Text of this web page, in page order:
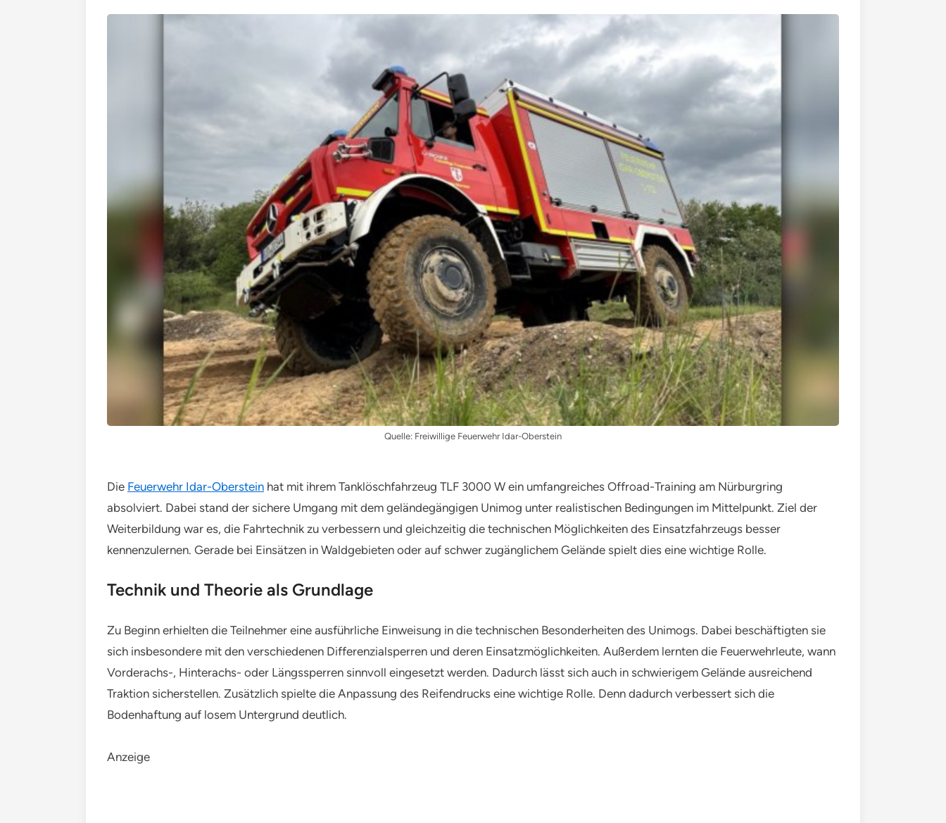
Quelle: Freiwillige Feuerwehr Idar-Oberstein
Die Feuerwehr Idar-Oberstein hat mit ihrem Tanklöschfahrzeug TLF 3000 W ein umfangreiches Offroad-Training am Nürburgring
absolviert. Dabei stand der sichere Umgang mit dem geländegängigen Unimog unter realistischen Bedingungen im Mittelpunkt. Ziel der
Weiterbildung war es, die Fahrtechnik zu verbessern und gleichzeitig die technischen Möglichkeiten des Einsatzfahrzeugs besser
kennenzulernen. Gerade bei Einsätzen in Waldgebieten oder auf schwer zugänglichem Gelände spielt dies eine wichtige Rolle.
Technik und Theorie als Grundlage
Zu Beginn erhielten die Teilnehmer eine ausführliche Einweisung in die technischen Besonderheiten des Unimogs. Dabei beschäftigten sie
sich insbesondere mit den verschiedenen Differenzialsperren und deren Einsatzmöglichkeiten. Außerdem lernten die Feuerwehrleute, wann
Vorderachs-, Hinterachs- oder Längssperren sinnvoll eingesetzt werden. Dadurch lässt sich auch in schwierigem Gelände ausreichend
Traktion sicherstellen. Zusätzlich spielte die Anpassung des Reifendrucks eine wichtige Rolle. Denn dadurch verbessert sich die
Bodenhaftung auf losem Untergrund deutlich.
Anzeige